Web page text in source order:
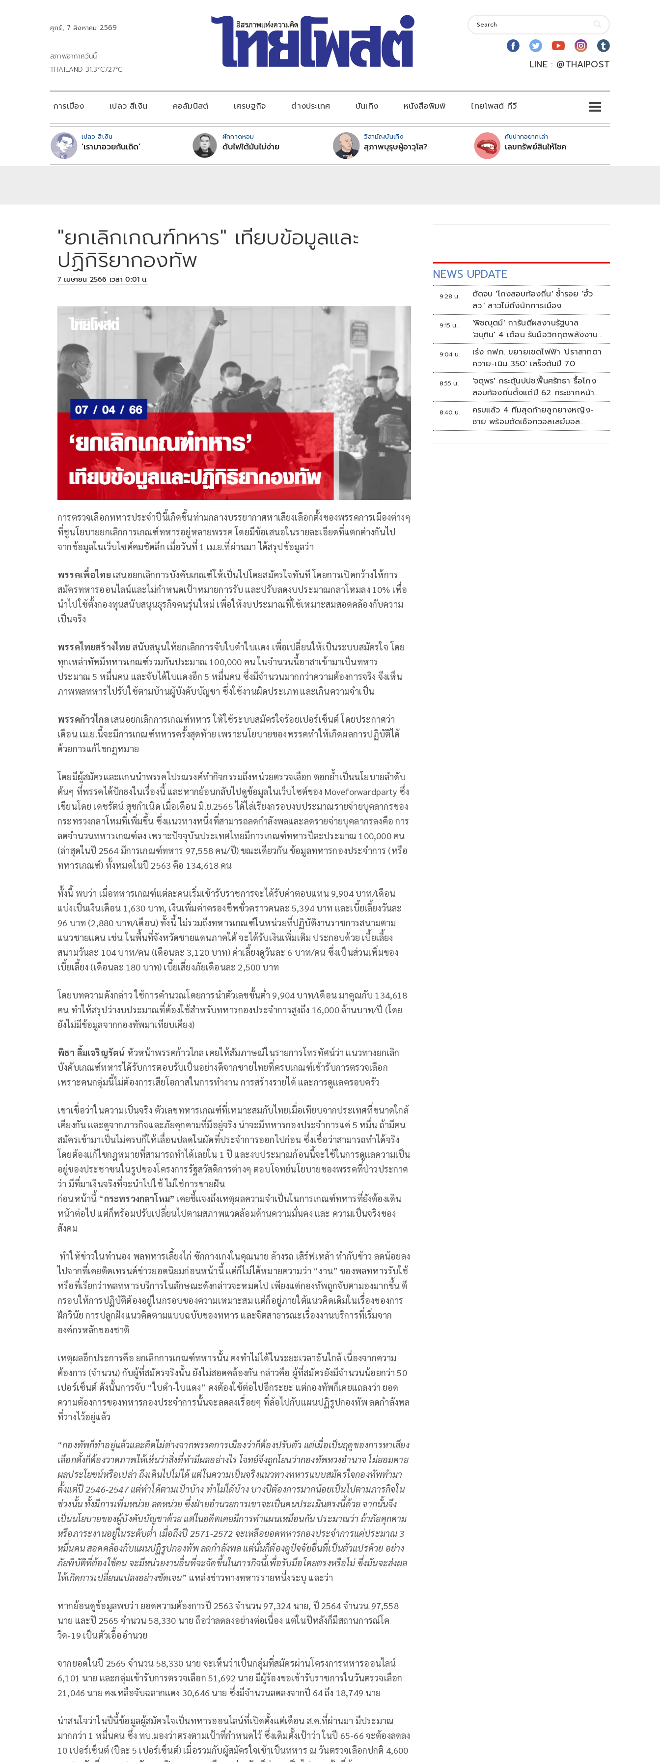
ศุกร์, 7 สิงหาคม 2569
สภาพอากาศวันนี้
THAILAND 31.3°C/27°C
LINE : @THAIPOST
การเมือง เปลว สีเงิน คอลัมนิสต์ เศรษฐกิจ ต่างประเทศ บันเทิง หนังสือพิมพ์ ไทยโพสต์ ทีวี
เปลว สีเงิน
‘เรามาอวยกันเถิด’
ผักกาดหอม
ดับไฟใต้มันไม่ง่าย
วิสามัญบันเทิง
สุภาพบุรุษผู้อาวุโส?
คันปากอยากเล่า
เลขทรัพย์สินให้โชค
"ยกเลิกเกณฑ์ทหาร" เทียบข้อมูลและ
ปฏิกิริยากองทัพ
7 เมษายน 2566 เวลา 0:01 น.
การตรวจเลือกทหารประจำปีนี้เกิดขึ้นท่ามกลางบรรยากาศหาเสียงเลือกตั้งของพรรคการเมืองต่างๆ
ที่ชูนโยบายยกเลิกการเกณฑ์ทหารอยู่หลายพรรค โดยมีข้อเสนอในรายละเอียดที่แตกต่างกันไป
จากข้อมูลในเว็บไซต์คมชัดลึก เมื่อวันที่ 1 เม.ย.ที่ผ่านมา ได้สรุปข้อมูลว่า
พรรคเพื่อไทย เสนอยกเลิกการบังคับเกณฑ์ให้เป็นไปโดยสมัครใจทันที โดยการเปิดกว้างให้การ
สมัครทหารออนไลน์และไม่กำหนดเป้าหมายการรับ และปรับลดงบประมาณกลาโหมลง 10% เพื่อ
นำไปใช้ตั้งกองทุนสนับสนุนธุรกิจคนรุ่นใหม่ เพื่อให้งบประมาณที่ใช้เหมาะสมสอดคล้องกับความ
เป็นจริง
พรรคไทยสร้างไทย สนับสนุนให้ยกเลิกการจับใบดำใบแดง เพื่อเปลี่ยนให้เป็นระบบสมัครใจ โดย
ทุกเหล่าทัพมีทหารเกณฑ์รวมกันประมาณ 100,000 คน ในจำนวนนี้อาสาเข้ามาเป็นทหาร
ประมาณ 5 หมื่นคน และจับได้ใบแดงอีก 5 หมื่นคน ซึ่งมีจำนวนมากกว่าความต้องการจริง จึงเห็น
ภาพพลทหารไปรับใช้ตามบ้านผู้บังคับบัญชา ซึ่งใช้งานผิดประเภท และเกินความจำเป็น
พรรคก้าวไกล เสนอยกเลิกการเกณฑ์ทหาร ให้ใช้ระบบสมัครใจร้อยเปอร์เซ็นต์ โดยประกาศว่า
เดือน เม.ย.นี้จะมีการเกณฑ์ทหารครั้งสุดท้าย เพราะนโยบายของพรรคทำให้เกิดผลการปฏิบัติได้
ด้วยการแก้ไขกฎหมาย
โดยมีผู้สมัครและแกนนำพรรคไปรณรงค์ทำกิจกรรมถึงหน่วยตรวจเลือก ตอกย้ำเป็นนโยบายลำดับ
ต้นๆ ที่พรรคได้ปักธงในเรื่องนี้ และหากย้อนกลับไปดูข้อมูลในเว็บไซต์ของ Moveforwardparty ซึ่ง
เขียนโดย เดชรัตน์ สุขกำเนิด เมื่อเดือน มิ.ย.2565 ได้ไล่เรียงกรอบงบประมาณรายจ่ายบุคลากรของ
กระทรวงกลาโหมที่เพิ่มขึ้น ซึ่งแนวทางหนึ่งที่สามารถลดกำลังพลและลดรายจ่ายบุคลากรลงคือ การ
ลดจำนวนทหารเกณฑ์ลง เพราะปัจจุบันประเทศไทยมีการเกณฑ์ทหารปีละประมาณ 100,000 คน
(ล่าสุดในปี 2564 มีการเกณฑ์ทหาร 97,558 คน/ปี) ขณะเดียวกัน ข้อมูลทหารกองประจำการ (หรือ
ทหารเกณฑ์) ทั้งหมดในปี 2563 คือ 134,618 คน
ทั้งนี้ พบว่า เมื่อทหารเกณฑ์แต่ละคนเริ่มเข้ารับราชการจะได้รับค่าตอบแทน 9,904 บาท/เดือน
แบ่งเป็นเงินเดือน 1,630 บาท, เงินเพิ่มค่าครองชีพชั่วคราวคนละ 5,394 บาท และเบี้ยเลี้ยงวันละ
96 บาท (2,880 บาท/เดือน) ทั้งนี้ ไม่รวมถึงทหารเกณฑ์ในหน่วยที่ปฏิบัติงานราชการสนามตาม
แนวชายแดน เช่น ในพื้นที่จังหวัดชายแดนภาคใต้ จะได้รับเงินเพิ่มเติม ประกอบด้วย เบี้ยเลี้ยง
สนามวันละ 104 บาท/คน (เดือนละ 3,120 บาท) ค่าเลี้ยงดูวันละ 6 บาท/คน ซึ่งเป็นส่วนเพิ่มของ
เบี้ยเลี้ยง (เดือนละ 180 บาท) เบี้ยเสี่ยงภัยเดือนละ 2,500 บาท
โดยบทความดังกล่าว ใช้การคำนวณโดยการนำตัวเลขขั้นต่ำ 9,904 บาท/เดือน มาคูณกับ 134,618
คน ทำให้สรุปว่างบประมาณที่ต้องใช้สำหรับทหารกองประจำการสูงถึง 16,000 ล้านบาท/ปี (โดย
ยังไม่มีข้อมูลจากกองทัพมาเทียบเคียง)
พิธา ลิ้มเจริญรัตน์ หัวหน้าพรรคก้าวไกล เคยให้สัมภาษณ์ในรายการโทรทัศน์ว่า แนวทางยกเลิก
บังคับเกณฑ์ทหารได้รับการตอบรับเป็นอย่างดีจากชายไทยที่ครบเกณฑ์เข้ารับการตรวจเลือก
เพราะคนกลุ่มนี้ไม่ต้องการเสียโอกาสในการทำงาน การสร้างรายได้ และการดูแลครอบครัว
เขาเชื่อว่าในความเป็นจริง ตัวเลขทหารเกณฑ์ที่เหมาะสมกับไทยเมื่อเทียบจากประเทศที่ขนาดใกล้
เคียงกัน และดูจากภารกิจและภัยคุกคามที่มีอยู่จริง น่าจะมีทหารกองประจำการแค่ 5 หมื่น ถ้ามีคน
สมัครเข้ามาเป็นไม่ครบก็ให้เลื่อนปลดในผัดที่ประจำการออกไปก่อน ซึ่งเชื่อว่าสามารถทำได้จริง
โดยต้องแก้ไขกฎหมายที่สามารถทำได้เลยใน 1 ปี และงบประมาณก้อนนี้จะใช้ในการดูแลความเป็น
อยู่ของประชาชนในรูปของโครงการรัฐสวัสดิการต่างๆ ตอบโจทย์นโยบายของพรรคที่ป่าวประกาศ
ว่า มีที่มาเงินจริงที่จะนำไปใช้ ไม่ใช่การขายฝัน
ก่อนหน้านี้ “กระทรวงกลาโหม” เคยชี้แจงถึงเหตุผลความจำเป็นในการเกณฑ์ทหารที่ยังต้องเดิน
หน้าต่อไป แต่ก็พร้อมปรับเปลี่ยนไปตามสภาพแวดล้อมด้านความมั่นคง และ ความเป็นจริงของ
สังคม
ทำให้ข่าวในทำนอง พลทหารเลี้ยงไก่ ซักกางเกงในคุณนาย ล้างรถ เสิร์ฟเหล้า ทำกับข้าว ลดน้อยลง
ไปจากที่เคยติดเทรนด์ข่าวยอดนิยมก่อนหน้านี้ แต่ก็ไม่ได้หมายความว่า “งาน” ของพลทหารรับใช้
หรือที่เรียกว่าพลทหารบริการในลักษณะดังกล่าวจะหมดไป เพียงแต่กองทัพถูกจับตามองมากขึ้น ตี
กรอบให้การปฏิบัติต้องอยู่ในกรอบของความเหมาะสม แต่ก็อยู่ภายใต้แนวคิดเดิมในเรื่องของการ
ฝึกวินัย การปลูกฝังแนวคิดตามแบบฉบับของทหาร และจิตสาธารณะเรื่องงานบริการที่เริ่มจาก
องค์กรหลักของชาติ
เหตุผลอีกประการคือ ยกเลิกการเกณฑ์ทหารนั้น คงทำไม่ได้ในระยะเวลาอันใกล้ เนื่องจากความ
ต้องการ (จำนวน) กับผู้ที่สมัครจริงนั้น ยังไม่สอดคล้องกัน กล่าวคือ ผู้ที่สมัครยังมีจำนวนน้อยกว่า 50
เปอร์เซ็นต์ ดังนั้นการจับ “ใบดำ-ใบแดง” คงต้องใช้ต่อไปอีกระยะ แต่กองทัพก็เคยแถลงว่า ยอด
ความต้องการของทหารกองประจำการนั้นจะลดลงเรื่อยๆ ที่ล้อไปกับแผนปฏิรูปกองทัพ ลดกำลังพล
ที่วางไว้อยู่แล้ว
“กองทัพก็ทำอยู่แล้วและคิดไม่ต่างจากพรรคการเมืองว่าก็ต้องปรับตัว แต่เมื่อเป็นฤดูของการหาเสียง
เลือกตั้งก็ต้องวาดภาพให้เห็นว่าสิ่งที่ทำมีผลอย่างไร โจทย์จึงถูกโยนว่ากองทัพหวงอำนาจ ไม่ยอมคาย
ผลประโยชน์หรือเปล่า ถึงเดินไปไม่ได้ แต่ในความเป็นจริงแนวทางทหารแบบสมัครใจกองทัพทำมา
ตั้งแต่ปี2546-2547 แต่ทำได้ตามเป้าบ้าง ทำไม่ได้บ้าง บางปีต้องการมากน้อยเป็นไปตามภารกิจใน
ช่วงนั้น ทั้งมีการเพิ่มหน่วย ลดหน่วย ซึ่งฝ่ายอำนวยการเขาจะเป็นคนประเมินตรงนี้ด้วย จากนั้นจึง
เป็นนโยบายของผู้บังคับบัญชาด้วย แต่ในอดีตเคยมีการทำแผนเหมือนกัน ประมาณว่า ถ้าภัยคุกคาม
หรือภาระงานอยู่ในระดับต่ำ เมื่อถึงปี 2571-2572 จะเหลือยอดทหารกองประจำการแค่ประมาณ 3
หมื่นคน สอดคล้องกับแผนปฏิรูปกองทัพ ลดกำลังพล แต่นั่นก็ต้องดูปัจจัยอื่นที่เป็นตัวแปรด้วย อย่าง
ภัยพิบัติที่ต้องใช้คน จะมีหน่วยงานอื่นที่จะจัดขึ้นในภารกิจนี้เพื่อรับมือโดยตรงหรือไม่ ซึ่งมันจะส่งผล
ให้เกิดการเปลี่ยนแปลงอย่างชัดเจน” แหล่งข่าวทางทหารรายหนึ่งระบุ และว่า
หากย้อนดูข้อมูลพบว่า ยอดความต้องการปี 2563 จำนวน 97,324 นาย, ปี 2564 จำนวน 97,558
นาย และปี 2565 จำนวน 58,330 นาย ถือว่าลดลงอย่างต่อเนื่อง แต่ในปีหลังก็มีสถานการณ์โค
วิด-19 เป็นตัวเอื้ออำนวย
จากยอดในปี 2565 จำนวน 58,330 นาย จะเห็นว่าเป็นกลุ่มที่สมัครผ่านโครงการทหารออนไลน์
6,101 นาย และกลุ่มเข้ารับการตรวจเลือก 51,692 นาย มีผู้ร้องขอเข้ารับราชการในวันตรวจเลือก
21,046 นาย คงเหลือจับฉลากแดง 30,646 นาย ซึ่งมีจำนวนลดลงจากปี 64 ถึง 18,749 นาย
น่าสนใจว่าในปีนี้ข้อมูลผู้สมัครใจเป็นทหารออนไลน์ที่เปิดตั้งแต่เดือน ส.ค.ที่ผ่านมา มีประมาณ
มากกว่า 1 หมื่นคน ซึ่ง ทบ.มองว่าตรงตามเป้าที่กำหนดไว้ ซึ่งเดิมตั้งเป้าว่า ในปี 65-66 จะต้องลดลง
10 เปอร์เซ็นต์ (ปีละ 5 เปอร์เซ็นต์) เมื่อรวมกับผู้สมัครใจเข้าเป็นทหาร ณ วันตรวจเลือกปกติ 4,600
NEWS UPDATE
9:28 น.
ตัดจบ 'โกงสอบท้องถิ่น' ซ้ำรอย 'ฮั้ว
สว.' สาวไม่ถึงนักการเมือง
9:15 น.
'พิชญุตม์' การันตีผลงานรัฐบาล
'อนุทิน' 4 เดือน รับมือวิกฤตพลังงาน
ดันราคาข้าว-ยาง-ปาล์ม พุ่งต่อเนื่อง
พร้อมอัดมาตรการช่วยลดต้นทุน-ขยาย
ตลาดโลก
9:04 น.
เร่ง กฟภ. ขยายเขตไฟฟ้า 'ปราสาทตา
ควาย-เนิน 350' เสร็จต้นปี 70
8:55 น.
'จตุพร' กระตุ้นปปช.ฟื้นศรัทธา รื้อโกง
สอบท้องถิ่นตั้งแต่ปี 62 กระชากหน้า
ลงโทษให้เข็ดหลาบ
8:40 น.
ครบแล้ว 4 ทีมสุดท้ายลูกยางหญิง-
ชาย พร้อมตัดเชือกวอลเลย์บอล
นักเรียน แชมป์กีฬา '7HD 2026'